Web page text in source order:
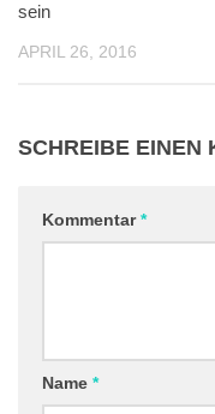
sein
APRIL 26, 2016
SCHREIBE EINEN
Kommentar*
Name *